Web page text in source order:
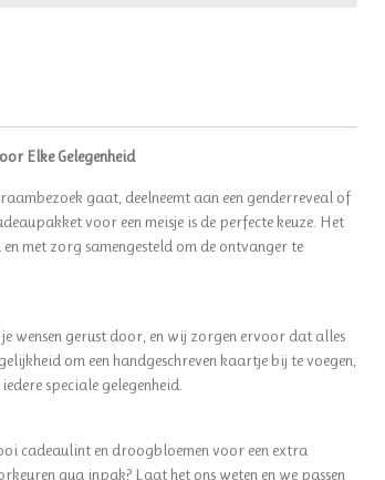
Elke Gelegenheid
gaat, deelneemt aan een genderreveal of
voor een meisje is de perfecte keuze. Het
met zorg samengesteld om de ontvanger te
wensen gerust door, en wij zorgen ervoor dat alles
om een handgeschreven kaartje bij te voegen,
speciale gelegenheid.
cadeaulint en droogbloemen voor een extra
qua inpak? Laat het ons weten en we passen